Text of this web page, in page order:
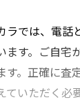
問い合わせ
積もりはすべ
せください。
ラでは、電話
ます。ご自宅
す。正確に査
ていただく必